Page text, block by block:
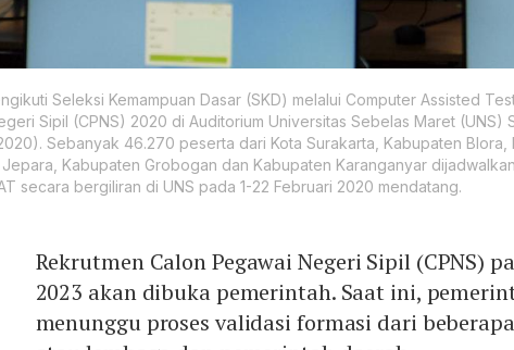
Seleksi Kemampuan Dasar (SKD) melalui Computer Assisted
Sipil (CPNS) 2020 di Auditorium Universitas Sebelas Maret (UNS)
Sebanyak 46.270 peserta dari Kota Surakarta, Kabupaten Blora,
Kabupaten Grobogan dan Kabupaten Karanganyar
secara bergiliran di UNS pada 1-22 Februari 2020 mendatang.
Rekrutmen Calon Pegawai Negeri Sipil (CPNS)
2023 akan dibuka pemerintah. Saat ini,
menunggu proses validasi formasi dari